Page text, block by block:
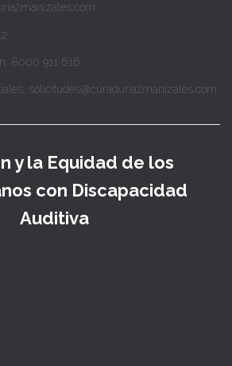
8000 911 616
solicitudes@curaduria2manizales.com
y la Equidad de los
con Discapacidad
Auditiva